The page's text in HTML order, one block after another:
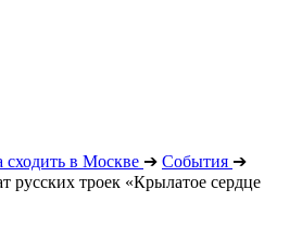
в Москве ➔ События ➔
русских троек «Крылатое сердце